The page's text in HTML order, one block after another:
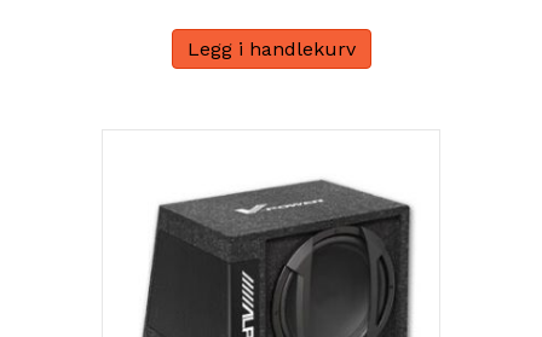
Legg i handlekurv